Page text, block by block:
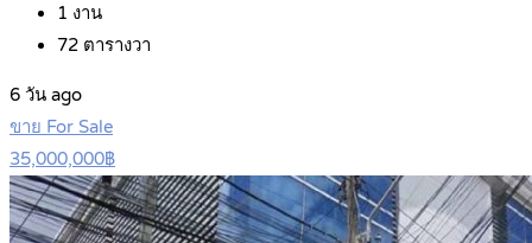
1 งาน
72 ตารางวา
6 วัน ago
ขาย For Sale
35,000,000฿